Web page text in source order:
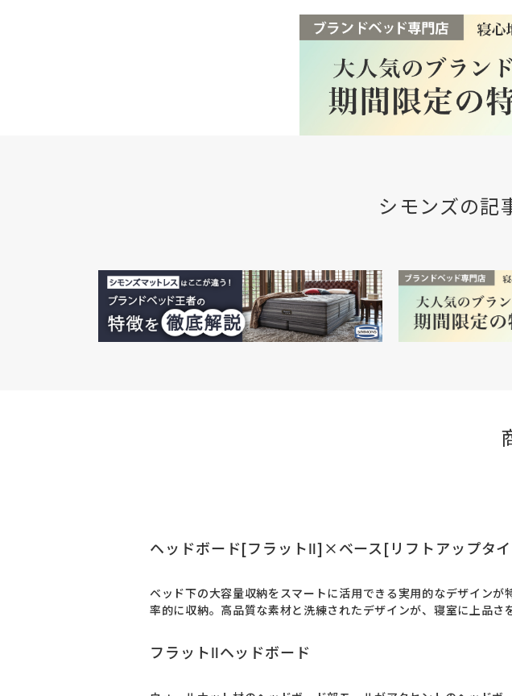
シモンズの記
ヘッドボード[フラットⅡ]×ベース[リフトアップタイ
ベッド下の大容量収納をスマートに活用できる実用的なデザイン
率的に収納。高品質な素材と洗練されたデザインが、寝室に上品さ
フラットⅡヘッドボード